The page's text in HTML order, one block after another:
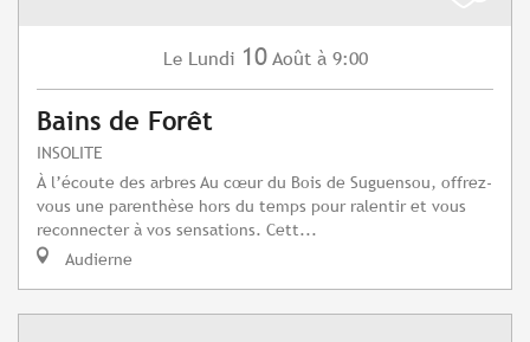
Le Lundi 10 Août à 9:00
Bains de Forêt
INSOLITE
À l’écoute des arbres Au cœur du Bois de Suguensou, offrez-
vous une parenthèse hors du temps pour ralentir et vous
reconnecter à vos sensations. Cett...
Audierne